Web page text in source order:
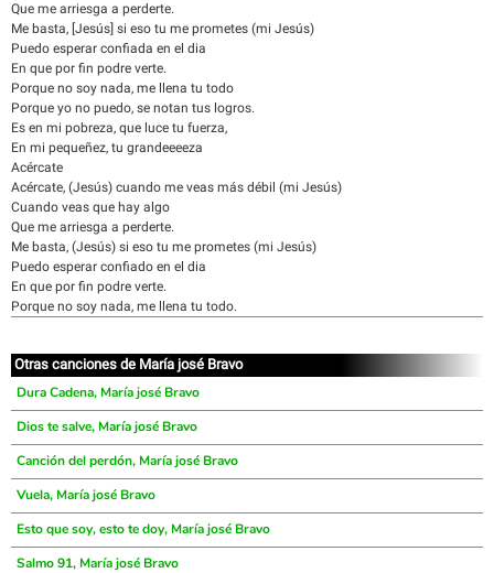
Que me arriesga a perderte.
Me basta, [Jesús] si eso tu me prometes (mi Jesús)
Puedo esperar confiada en el dia
En que por fin podre verte.
Porque no soy nada, me llena tu todo
Porque yo no puedo, se notan tus logros.
Es en mi pobreza, que luce tu fuerza,
En mi pequeñez, tu grandeeeeza
Acércate
Acércate, (Jesús) cuando me veas más débil (mi Jesús)
Cuando veas que hay algo
Que me arriesga a perderte.
Me basta, (Jesús) si eso tu me prometes (mi Jesús)
Puedo esperar confiado en el dia
En que por fin podre verte.
Porque no soy nada, me llena tu todo.
Otras canciones de María josé Bravo
Dura Cadena, María josé Bravo
Dios te salve, María josé Bravo
Canción del perdón, María josé Bravo
Vuela, María josé Bravo
Esto que soy, esto te doy, María josé Bravo
Salmo 91, María josé Bravo